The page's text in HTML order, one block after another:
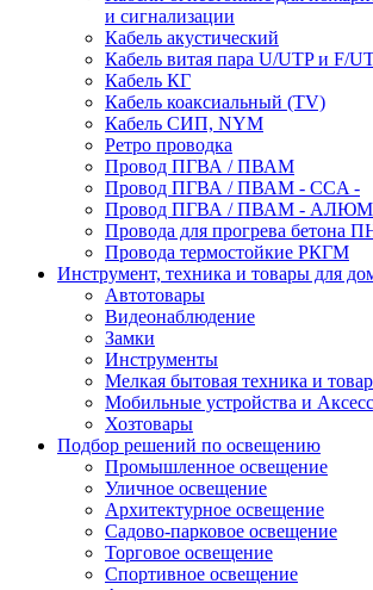
и сигнализации
Кабель акустический
Кабель витая пара U/UTP и F/
Кабель КГ
Кабель коаксиальный (TV)
Кабель СИП, NYM
Ретро проводка
Провод ПГВА / ПВАМ
Провод ПГВА / ПВАМ - CCA -
Провод ПГВА / ПВАМ -
Провода для прогрева бетона
Провода термостойкие РКГМ
Инструмент, техника и товары для
Автотовары
Видеонаблюдение
Замки
Инструменты
Мелкая бытовая техника и
Мобильные устройства и
Хозтовары
Подбор решений по освещению
Промышленное освещение
Уличное освещение
Архитектурное освещение
Садово-парковое освещение
Торговое освещение
Спортивное освещение